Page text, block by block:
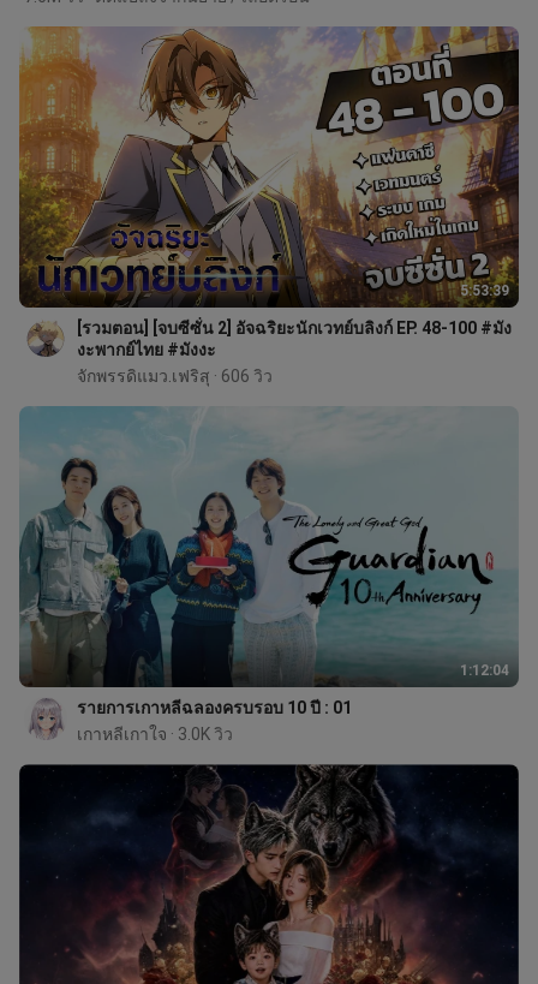
5:53:39
[รวมตอน] [จบซีซั่น 2] อัจฉริยะนักเวทย์บลิงก์ EP. 48-100 #มัง
งะพากย์ไทย #มังงะ
จักพรรดิแมว.เฟริสุ · 606 วิว
1:12:04
รายการเกาหลีฉลองครบรอบ 10 ปี : 01
เกาหลีเกาใจ · 3.0K วิว